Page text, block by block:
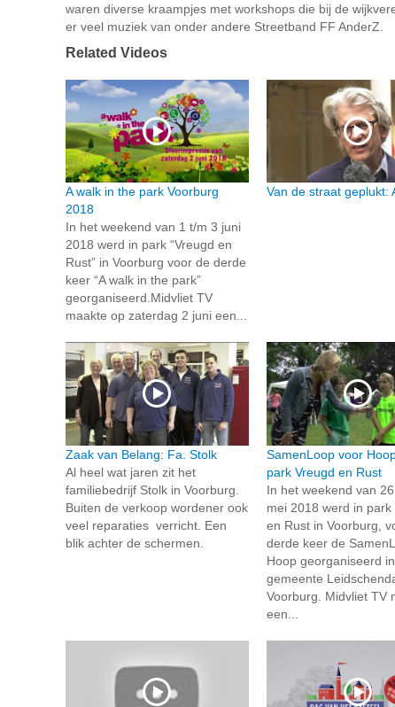
waren diverse kraampjes met workshops die bij de
er veel muziek van onder andere Streetband FF AnderZ.
Related Videos
A walk in the park Voorburg
2018
In het weekend van 1 t/m 3 juni
2018 werd in park “Vreugd en
Rust” in Voorburg voor de derde
keer “A walk in the park”
georganiseerd.Midvliet TV
maakte op zaterdag 2 juni een...
Van de straat geplukt:
Zaak van Belang: Fa. Stolk
Al heel wat jaren zit het
familiebedrijf Stolk in Voorburg.
Buiten de verkoop wordener ook
veel reparaties verricht. Een
blik achter de schermen.
SamenLoop voor
park Vreugd en Rust
In het weekend van
mei 2018 werd in park
en Rust in Voorburg,
derde keer de
Hoop georganiseerd
gemeente
Voorburg. Midvliet TV
een...